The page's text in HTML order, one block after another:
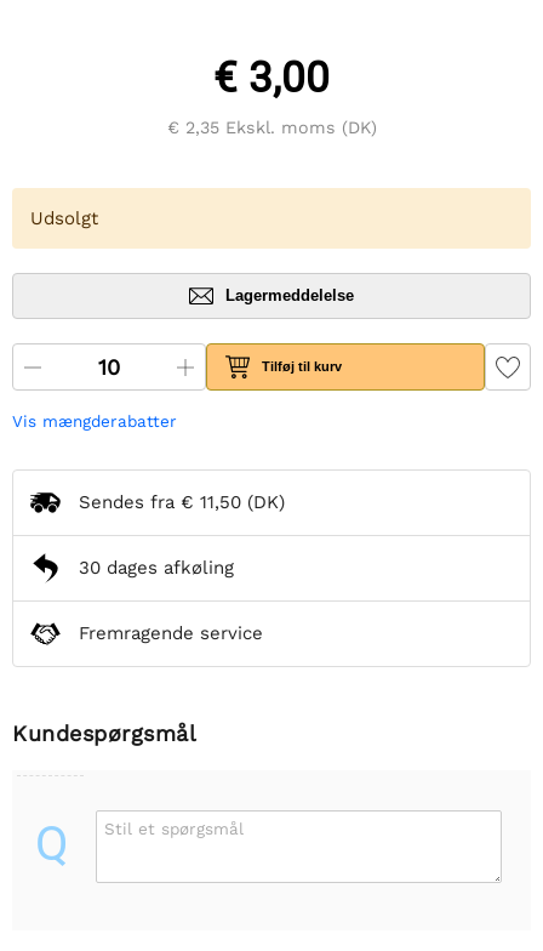
€ 3,00
€ 2,35Ekskl. moms (DK)
Udsolgt
Lagermeddelelse
Tilføj til kurv
Vis mængderabatter
Sendes fra € 11,50 (DK)
30 dages afkøling
Fremragende service
Kundespørgsmål
Q Stil et spørgsmål